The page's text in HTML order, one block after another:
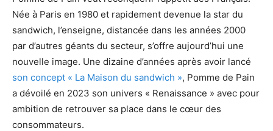
Née à Paris en 1980 et rapidement devenue la star du
sandwich, l’enseigne, distancée dans les années 2000
par d’autres géants du secteur, s’offre aujourd’hui une
nouvelle image. Une dizaine d’années après avoir lancé
son concept « La Maison du sandwich », Pomme de Pain
a dévoilé en 2023 son univers « Renaissance » avec pour
ambition de retrouver sa place dans le cœur des
consommateurs.